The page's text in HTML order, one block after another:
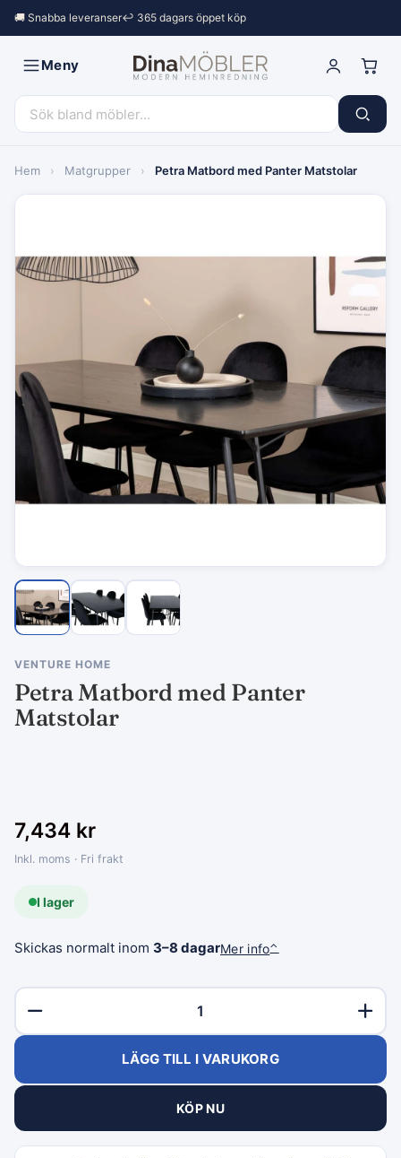
🚚 Snabba leveranser↩︎ 365 dagars öppet köp
Meny
Hem › Matgrupper › Petra Matbord med Panter Matstolar
VENTURE HOME
Petra Matbord med Panter
Matstolar
7,434 kr
Inkl. moms · Fri frakt
I lager
Skickas normalt inom 3–8 dagarMer info⌃
LÄGG TILL I VARUKORG
KÖP NU